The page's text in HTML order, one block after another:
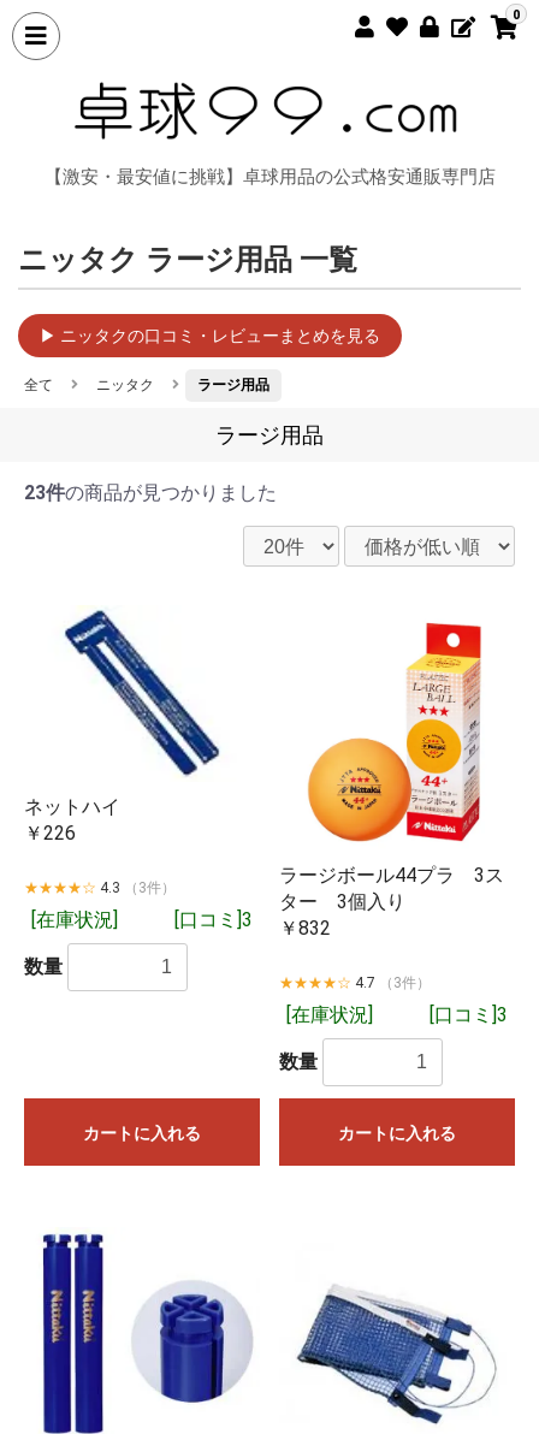
0
【激安・最安値に挑戦】卓球用品の公式格安通販専門店
ニッタク ラージ用品 一覧
▶ ニッタクの口コミ・レビューまとめを見る
全て ニッタク ラージ用品
ラージ用品
23件の商品が見つかりました
ネットハイ
￥226
★★★★☆ 4.3 （3件）
[在庫状況] [口コミ]3
数量
カートに入れる
ラージボール44プラ 3ス
ター 3個入り
￥832
★★★★☆ 4.7 （3件）
[在庫状況] [口コミ]3
数量
カートに入れる